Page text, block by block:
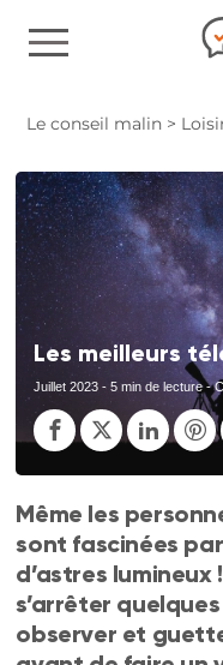
Le conseil malin >
Les meilleurs
Juillet 2023 - 5 min de lecture -
Même les
sont fascinées
d’astres
s’arrêter
observer et